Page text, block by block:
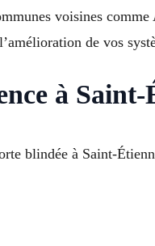
voisines
de vos
à Saint-
blindée à Saint-